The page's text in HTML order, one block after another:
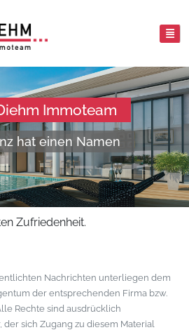
Immoteam
hat einen Namen
Zufriedenheit.
Nachrichten unterliegen dem
der entsprechenden Firma bzw.
Rechte sind ausdrücklich
sich Zugang zu diesem Material